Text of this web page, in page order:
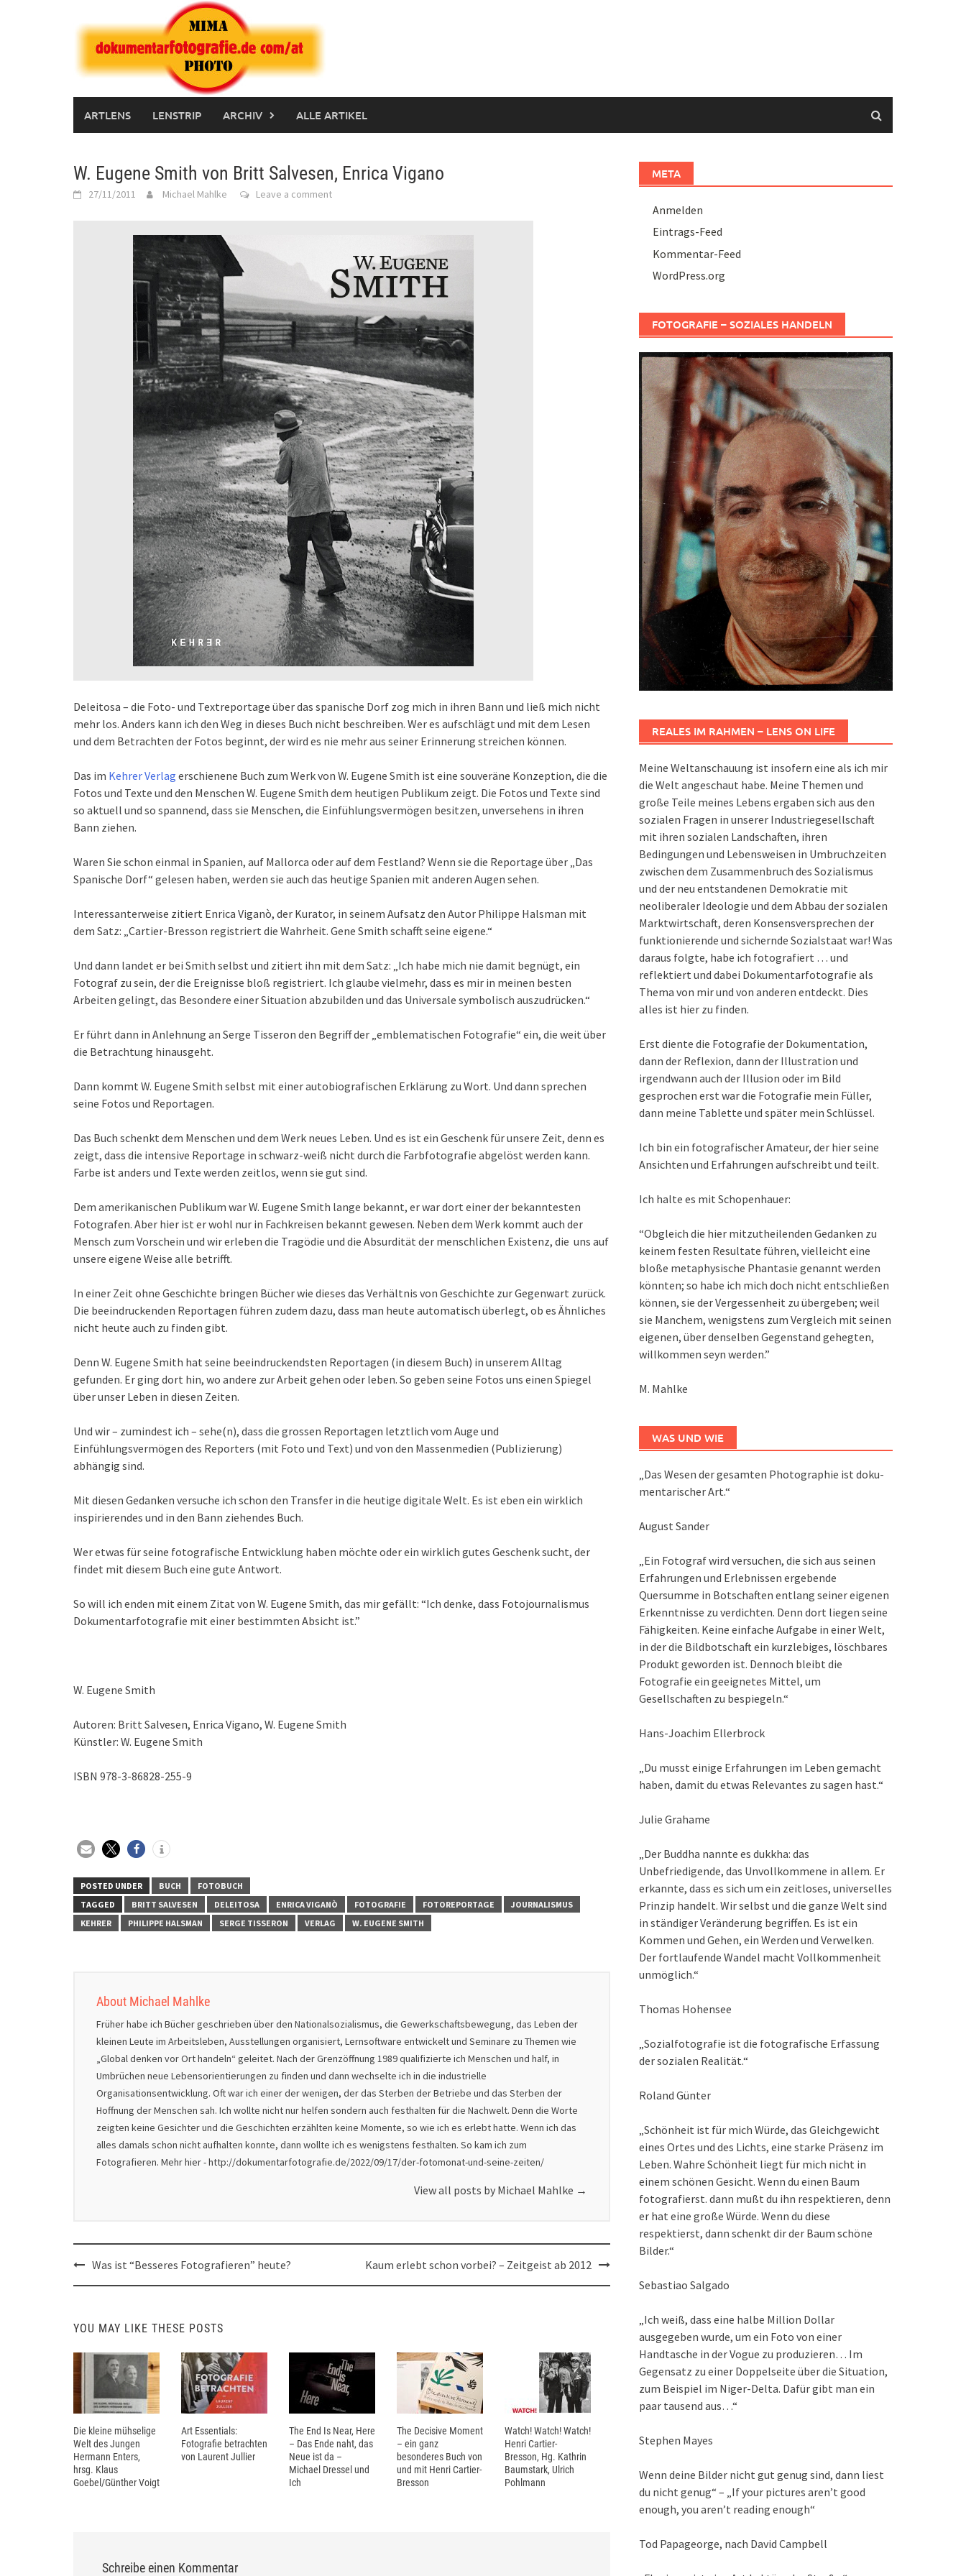
ARTLENS LENSTRIP ARCHIV ALLE ARTIKEL
W. Eugene Smith von Britt Salvesen, Enrica Vigano
27/11/2011 Michael Mahlke Leave a comment
Deleitosa – die Foto- und Textreportage über das spanische Dorf zog mich in ihren Bann und ließ mich nicht
mehr los. Anders kann ich den Weg in dieses Buch nicht beschreiben. Wer es aufschlägt und mit dem Lesen
und dem Betrachten der Fotos beginnt, der wird es nie mehr aus seiner Erinnerung streichen können.
Das im Kehrer Verlag erschienene Buch zum Werk von W. Eugene Smith ist eine souveräne Konzeption, die die
Fotos und Texte und den Menschen W. Eugene Smith dem heutigen Publikum zeigt. Die Fotos und Texte sind
so aktuell und so spannend, dass sie Menschen, die Einfühlungsvermögen besitzen, unversehens in ihren
Bann ziehen.
Waren Sie schon einmal in Spanien, auf Mallorca oder auf dem Festland? Wenn sie die Reportage über „Das
Spanische Dorf“ gelesen haben, werden sie auch das heutige Spanien mit anderen Augen sehen.
Interessanterweise zitiert Enrica Viganò, der Kurator, in seinem Aufsatz den Autor Philippe Halsman mit
dem Satz: „Cartier-Bresson registriert die Wahrheit. Gene Smith schafft seine eigene.“
Und dann landet er bei Smith selbst und zitiert ihn mit dem Satz: „Ich habe mich nie damit begnügt, ein
Fotograf zu sein, der die Ereignisse bloß registriert. Ich glaube vielmehr, dass es mir in meinen besten
Arbeiten gelingt, das Besondere einer Situation abzubilden und das Universale symbolisch auszudrücken.“
Er führt dann in Anlehnung an Serge Tisseron den Begriff der „emblematischen Fotografie“ ein, die weit über
die Betrachtung hinausgeht.
Dann kommt W. Eugene Smith selbst mit einer autobiografischen Erklärung zu Wort. Und dann sprechen
seine Fotos und Reportagen.
Das Buch schenkt dem Menschen und dem Werk neues Leben. Und es ist ein Geschenk für unsere Zeit, denn es
zeigt, dass die intensive Reportage in schwarz-weiß nicht durch die Farbfotografie abgelöst werden kann.
Farbe ist anders und Texte werden zeitlos, wenn sie gut sind.
Dem amerikanischen Publikum war W. Eugene Smith lange bekannt, er war dort einer der bekanntesten
Fotografen. Aber hier ist er wohl nur in Fachkreisen bekannt gewesen. Neben dem Werk kommt auch der
Mensch zum Vorschein und wir erleben die Tragödie und die Absurdität der menschlichen Existenz, die uns auf
unsere eigene Weise alle betrifft.
In einer Zeit ohne Geschichte bringen Bücher wie dieses das Verhältnis von Geschichte zur Gegenwart zurück.
Die beeindruckenden Reportagen führen zudem dazu, dass man heute automatisch überlegt, ob es Ähnliches
nicht heute auch zu finden gibt.
Denn W. Eugene Smith hat seine beeindruckendsten Reportagen (in diesem Buch) in unserem Alltag
gefunden. Er ging dort hin, wo andere zur Arbeit gehen oder leben. So geben seine Fotos uns einen Spiegel
über unser Leben in diesen Zeiten.
Und wir – zumindest ich – sehe(n), dass die grossen Reportagen letztlich vom Auge und
Einfühlungsvermögen des Reporters (mit Foto und Text) und von den Massenmedien (Publizierung)
abhängig sind.
Mit diesen Gedanken versuche ich schon den Transfer in die heutige digitale Welt. Es ist eben ein wirklich
inspirierendes und in den Bann ziehendes Buch.
Wer etwas für seine fotografische Entwicklung haben möchte oder ein wirklich gutes Geschenk sucht, der
findet mit diesem Buch eine gute Antwort.
So will ich enden mit einem Zitat von W. Eugene Smith, das mir gefällt: “Ich denke, dass Fotojournalismus
Dokumentarfotografie mit einer bestimmten Absicht ist.”
W. Eugene Smith
Autoren: Britt Salvesen, Enrica Vigano, W. Eugene Smith
Künstler: W. Eugene Smith
ISBN 978-3-86828-255-9
POSTED UNDER BUCH
FOTOBUCH
TAGGED
BRITT SALVESEN DELEITOSA ENRICA VIGANÒ FOTOGRAFIE FOTOREPORTAGE
JOURNALISMUS
KEHRER
PHILIPPE HALSMAN SERGE TISSERON VERLAG W. EUGENE SMITH
About Michael Mahlke
Früher habe ich Bücher geschrieben über den Nationalsozialismus, die Gewerkschaftsbewegung, das Leben der
kleinen Leute im Arbeitsleben, Ausstellungen organisiert, Lernsoftware entwickelt und Seminare zu Themen wie
„Global denken vor Ort handeln“ geleitet. Nach der Grenzöffnung 1989 qualifizierte ich Menschen und half, in
Umbrüchen neue Lebensorientierungen zu finden und dann wechselte ich in die industrielle
Organisationsentwicklung. Oft war ich einer der wenigen, der das Sterben der Betriebe und das Sterben der
Hoffnung der Menschen sah. Ich wollte nicht nur helfen sondern auch festhalten für die Nachwelt. Denn die Worte
zeigten keine Gesichter und die Geschichten erzählten keine Momente, so wie ich es erlebt hatte. Wenn ich das
alles damals schon nicht aufhalten konnte, dann wollte ich es wenigstens festhalten. So kam ich zum
Fotografieren. Mehr hier - http://dokumentarfotografie.de/2022/09/17/der-fotomonat-und-seine-zeiten/
View all posts by Michael Mahlke →
PostWas ist “Besseres Fotografieren” heute? Kaum erlebt schon vorbei? – Zeitgeist ab 2012
YOU MAY LIKE THESE POSTS
Die kleine mühselige
Welt des Jungen
Hermann Enters,
hrsg. Klaus
Goebel/Günther Voigt
Art Essentials:
Fotografie betrachten
von Laurent Jullier
The End Is Near, Here
– Das Ende naht, das
Neue ist da –
Michael Dressel und
Ich
The Decisive Moment
– ein ganz
besonderes Buch von
und mit Henri Cartier-
Bresson
Watch! Watch! Watch!
Henri Cartier-
Bresson, Hg. Kathrin
Baumstark, Ulrich
Pohlmann
Schreibe einen Kommentar
META
Anmelden
Eintrags-Feed
Kommentar-Feed
WordPress.org
FOTOGRAFIE – SOZIALES HANDELN
REALES IM RAHMEN – LENS ON LIFE
Meine Weltanschauung ist insofern eine als ich mir
die Welt angeschaut habe. Meine Themen und
große Teile meines Lebens ergaben sich aus den
sozialen Fragen in unserer Industriegesellschaft
mit ihren sozialen Landschaften, ihren
Bedingungen und Lebensweisen in Umbruchzeiten
zwischen dem Zusammenbruch des Sozialismus
und der neu entstandenen Demokratie mit
neoliberaler Ideologie und dem Abbau der sozialen
Marktwirtschaft, deren Konsensversprechen der
funktionierende und sichernde Sozialstaat war! Was
daraus folgte, habe ich fotografiert … und
reflektiert und dabei Dokumentarfotografie als
Thema von mir und von anderen entdeckt. Dies
alles ist hier zu finden.
Erst diente die Fotografie der Dokumentation,
dann der Reflexion, dann der Illustration und
irgendwann auch der Illusion oder im Bild
gesprochen erst war die Fotografie mein Füller,
dann meine Tablette und später mein Schlüssel.
Ich bin ein fotografischer Amateur, der hier seine
Ansichten und Erfahrungen aufschreibt und teilt.
Ich halte es mit Schopenhauer:
“Obgleich die hier mitzutheilenden Gedanken zu
keinem festen Resultate führen, vielleicht eine
bloße metaphysische Phantasie genannt werden
könnten; so habe ich mich doch nicht entschließen
können, sie der Vergessenheit zu übergeben; weil
sie Manchem, wenigstens zum Vergleich mit seinen
eigenen, über denselben Gegenstand gehegten,
willkommen seyn werden.”
M. Mahlke
WAS UND WIE
„Das We­sen der ge­sam­ten Pho­to­gra­phie ist do­ku­
men­ta­ri­scher Art.“
August Sander
„Ein Fotograf wird versuchen, die sich aus seinen
Erfahrungen und Erlebnissen ergebende
Quersumme in Botschaften entlang seiner eigenen
Erkenntnisse zu verdichten. Denn dort liegen seine
Fähigkeiten. Keine einfache Aufgabe in einer Welt,
in der die Bildbotschaft ein kurzlebiges, löschbares
Produkt geworden ist. Dennoch bleibt die
Fotografie ein geeignetes Mittel, um
Gesellschaften zu bespiegeln.“
Hans-Joachim Ellerbrock
„Du musst einige Erfahrungen im Leben gemacht
haben, damit du etwas Relevantes zu sagen hast.“
Julie Grahame
„Der Buddha nannte es dukkha: das
Unbefriedigende, das Unvollkommene in allem. Er
erkannte, dass es sich um ein zeitloses, universelles
Prinzip handelt. Wir selbst und die ganze Welt sind
in ständiger Veränderung begriffen. Es ist ein
Kommen und Gehen, ein Werden und Verwelken.
Der fortlaufende Wandel macht Vollkommenheit
unmöglich.“
Thomas Hohensee
„Sozialfotografie ist die fotografische Erfassung
der sozialen Realität.“
Roland Günter
„Schönheit ist für mich Würde, das Gleichgewicht
eines Ortes und des Lichts, eine starke Präsenz im
Leben. Wahre Schönheit liegt für mich nicht in
einem schönen Gesicht. Wenn du einen Baum
fotografierst. dann mußt du ihn respektieren, denn
er hat eine große Würde. Wenn du diese
respektierst, dann schenkt dir der Baum schöne
Bilder.“
Sebastiao Salgado
„Ich weiß, dass eine halbe Million Dollar
ausgegeben wurde, um ein Foto von einer
Handtasche in der Vogue zu produzieren… Im
Gegensatz zu einer Doppelseite über die Situation,
zum Beispiel im Niger-Delta. Dafür gibt man ein
paar tausend aus…“
Stephen Mayes
Wenn deine Bilder nicht gut genug sind, dann liest
du nicht genug“ – „If your pictures aren’t good
enough, you aren’t reading enough“
Tod Papageorge, nach David Campbell